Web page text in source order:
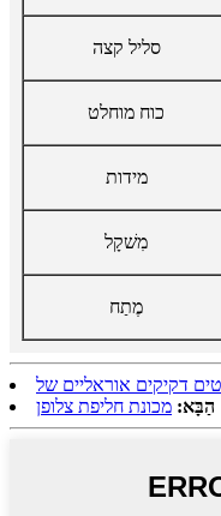
סליל קצה
כוח מוחלט
מידות
מִשׁקָל
מֶתַח
הַבָּא: מכונת חליפת צלופן